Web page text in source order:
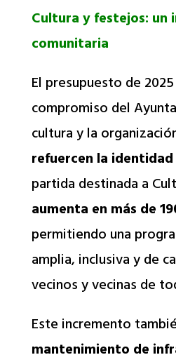
Cultura y festejos: un
comunitaria
El presupuesto de
compromiso del
cultura y la
refuercen la
partida destinada a
aumenta en más de
permitiendo una
amplia, inclusiva y de
vecinos y vecinas de
Este incremento
mantenimiento de